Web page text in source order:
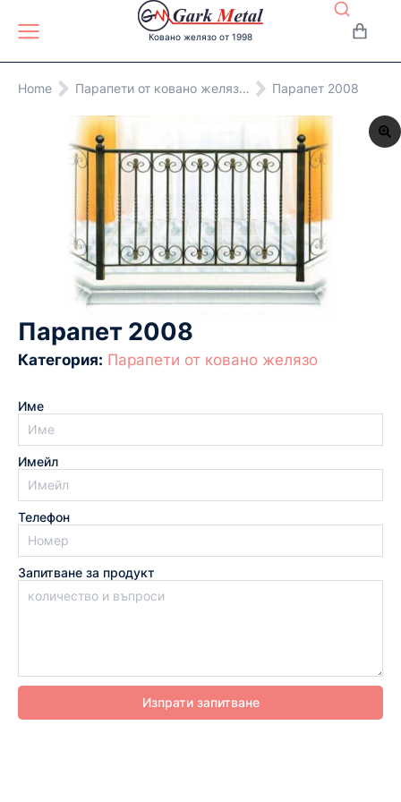
Ковано желязо от 1998
You are here:
Home Парапети от ковано желяз… Парапет 2008
Парапет 2008
Категория: Парапети от ковано желязо
Име
Имейл
Телефон
Запитване за продукт
Изпрати запитване